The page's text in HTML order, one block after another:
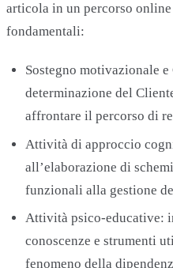
articola in un percorso
fondamentali:
Sostegno motivazionale
determinazione del
affrontare il percorso di
Attività di approccio
all’elaborazione di
funzionali alla gestione
Attività psico-educative:
conoscenze e strumenti
fenomeno della